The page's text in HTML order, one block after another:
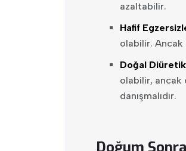
azaltabilir.
Hafif
olabilir. Ancak
Doğal
olabilir, ancak
danışmalıdır.